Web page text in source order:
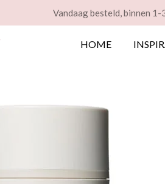
Vandaag besteld, binnen
HOME